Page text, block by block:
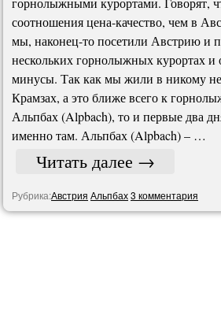
соотношения цена-качество, чем в
мы, наконец-то посетили Австрию и
нескольких горнолыжных курортах
минусы. Так как мы жили в никому не
Крамзах, а это ближе всего к
Альпбах (Alpbach), то и первые два
именно там. Альпбах (Alpbach) – …
Читать далее →
Рубрика:Австрия Альпбах3 комментария